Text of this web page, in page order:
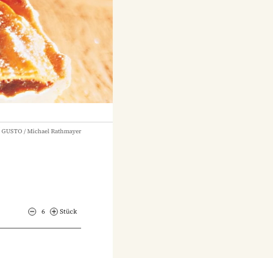
GUSTO / Michael Rathmayer
6 Stück